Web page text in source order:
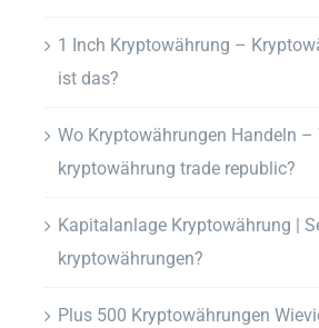
1 Inch Kryptowährung –
ist das?
Wo Kryptowährungen Handeln –
kryptowährung trade republic?
Kapitalanlage Kryptowährung |
kryptowährungen?
Plus 500 Kryptowährungen